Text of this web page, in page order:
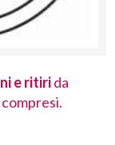
e ritirida